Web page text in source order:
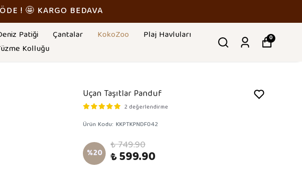
! 🤩 KARGO BEDAVA
Patiği Çantalar KokoZoo
Plaj Havluları
Kolluğu
0
Uçan Taşıtlar Panduf
2 değerlendirme
Ürün Kodu: KKPTKPNDF042
%20 ₺ 749.90
₺ 599.90